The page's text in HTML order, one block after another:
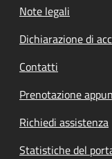
Note legali
Dichiarazione di
Contatti
Prenotazione
Richiedi assistenza
Statistiche del